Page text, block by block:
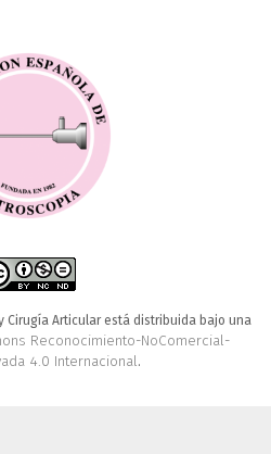
Cirugía Articular está distribuida bajo una
Reconocimiento-NoComercial-
4.0 Internacional.